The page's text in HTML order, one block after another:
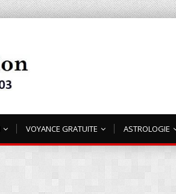
VOYANCE GRATUITE ASTROLOGIE